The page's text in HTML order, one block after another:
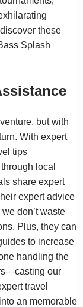
these
Splash
but with
With expert
tips
local
share expert
expert advice
don’t waste
Plus, they can
to increase
handling the
our
travel
an memorable